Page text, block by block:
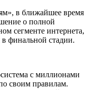
в ближайшее время
о полной
сегменте интернета,
в финальной стадии.
с миллионами
своим правилам.